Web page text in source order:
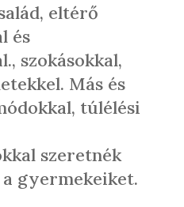
eltérő
és
szokásokkal,
Más és
túlélési
szeretnék
gyermekeiket.